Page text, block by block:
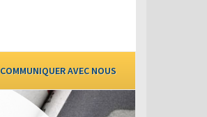
COMMUNIQUER AVEC NOUS